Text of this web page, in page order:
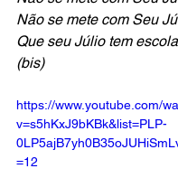
Não se mete com Seu
Que seu Júlio tem
(bis)
https://www.youtube.com/
v=s5hKxJ9bKBk&list=PLP-
=12